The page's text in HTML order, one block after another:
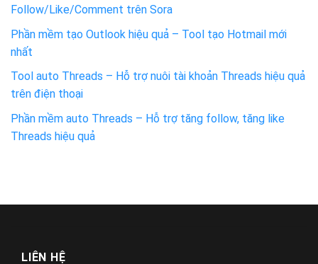
Follow/Like/Comment trên Sora
Phần mềm tạo Outlook hiệu quả – Tool tạo Hotmail mới
nhất
Tool auto Threads – Hỗ trợ nuôi tài khoản Threads hiệu quả
trên điện thoại
Phần mềm auto Threads – Hỗ trợ tăng follow, tăng like
Threads hiệu quả
LIÊN HỆ